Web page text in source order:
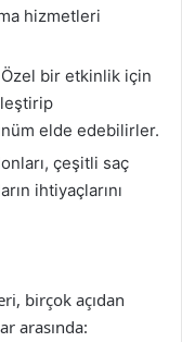
hizmetleri
Özel bir etkinlik için
elde edebilirler.
çeşitli saç
ihtiyaçlarını
birçok açıdan
arasında: